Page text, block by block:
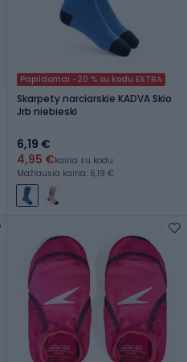
Papildomai -20 % su kodu EXTRA
Skarpety narciarskie KADVA Skio
Jrb niebieski
6,19 €
4,95 €kaina su kodu
Mažiausia kaina: 6,19 €